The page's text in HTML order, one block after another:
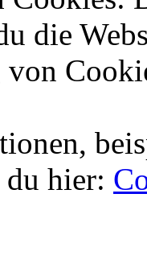
die
von
hier: